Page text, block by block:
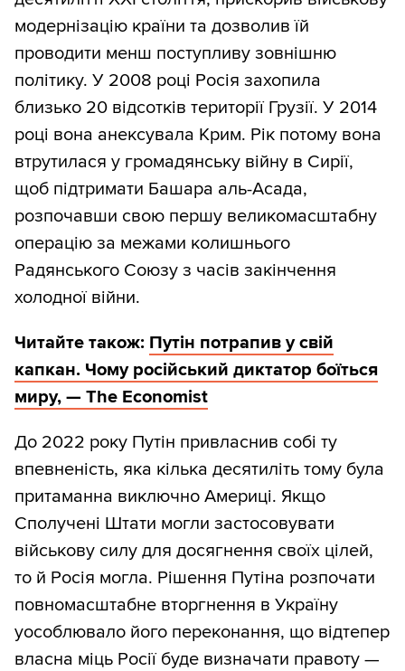
модернізацію країни та дозволив їй
проводити менш поступливу зовнішню
політику. У 2008 році Росія захопила
близько 20 відсотків території Грузії. У 2014
році вона анексувала Крим. Рік потому вона
втрутилася у громадянську війну в Сирії,
щоб підтримати Башара аль-Асада,
розпочавши свою першу великомасштабну
операцію за межами колишнього
Радянського Союзу з часів закінчення
холодної війни.
Читайте також: Путін потрапив у свій
капкан. Чому російський диктатор боїться
миру, — The Economist
До 2022 року Путін привласнив собі ту
впевненість, яка кілька десятиліть тому була
притаманна виключно Америці. Якщо
Сполучені Штати могли застосовувати
військову силу для досягнення своїх цілей,
то й Росія могла. Рішення Путіна розпочати
повномасштабне вторгнення в Україну
уособлювало його переконання, що відтепер
власна міць Росії буде визначати правоту —